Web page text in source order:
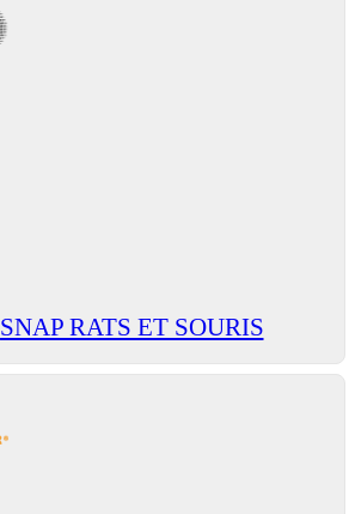
SNAP RATS ET SOURIS